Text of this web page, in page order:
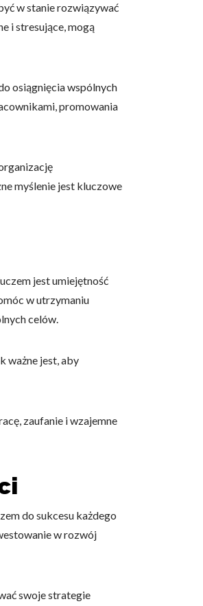
w stanie rozwiązywać
i stresujące, mogą
osiągnięcia wspólnych
promowania
myślenie jest kluczowe
jest umiejętność
w utrzymaniu
celów.
ważne jest, aby
zaufanie i wzajemne
do sukcesu każdego
w rozwój
swoje strategie